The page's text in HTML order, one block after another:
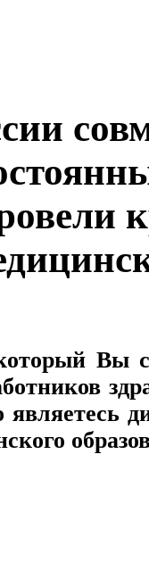
Вы
являетесь